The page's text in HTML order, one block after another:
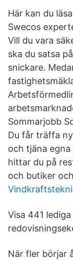
Här kan du
Swecos
Vill du vara
ska du satsa
snickare.
Sommarjobb
Du får träffa
och tjäna
hittar du på
och butiker
Visa 441
När fler börjar